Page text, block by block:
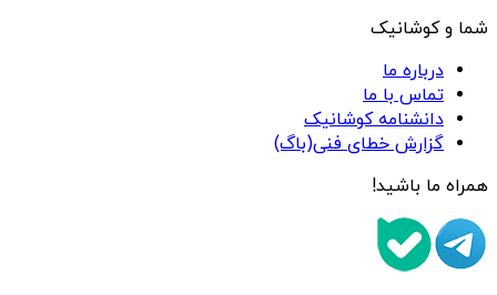
شما و کوشانیک
درباره ما
تماس با ما
دانشنامه کوشانیک
گزارش خطای فنی(باگ)
همراه ما باشید!